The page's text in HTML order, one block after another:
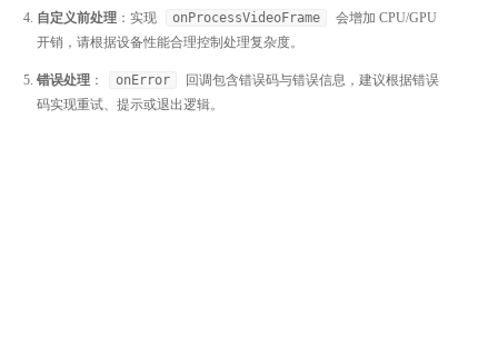
自定义前处理 ：实现 onProcessVideoFrame
会增加 CPU/GPU
开销，请根据设备性能合理控制处理复杂度。
错误处理 ： onError
回调包含错误码与错误信息，建议根据错误
码实现重试、提示或退出逻辑。